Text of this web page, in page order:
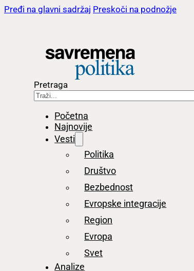
Pređi na glavni sadržaj Preskoči na podnožje
Pretraga
Početna
Najnovije
Vesti
Politika
Društvo
Bezbednost
Evropske integracije
Region
Evropa
Svet
Analize